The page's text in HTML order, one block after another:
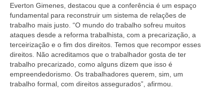
Everton Gimenes, destacou que a conferência é um espaço
fundamental para reconstruir um sistema de relações de
trabalho mais justo. “O mundo do trabalho sofreu muitos
ataques desde a reforma trabalhista, com a precarização, a
terceirização e o fim dos direitos. Temos que recompor esses
direitos. Não acreditamos que o trabalhador gosta de ter
trabalho precarizado, como alguns dizem que isso é
empreendedorismo. Os trabalhadores querem, sim, um
trabalho formal, com direitos assegurados”, afirmou.